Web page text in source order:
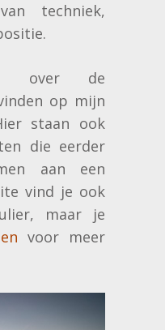
techniek,
over de
op mijn
staan ook
die eerder
aan een
vind je ook
maar je
voor meer